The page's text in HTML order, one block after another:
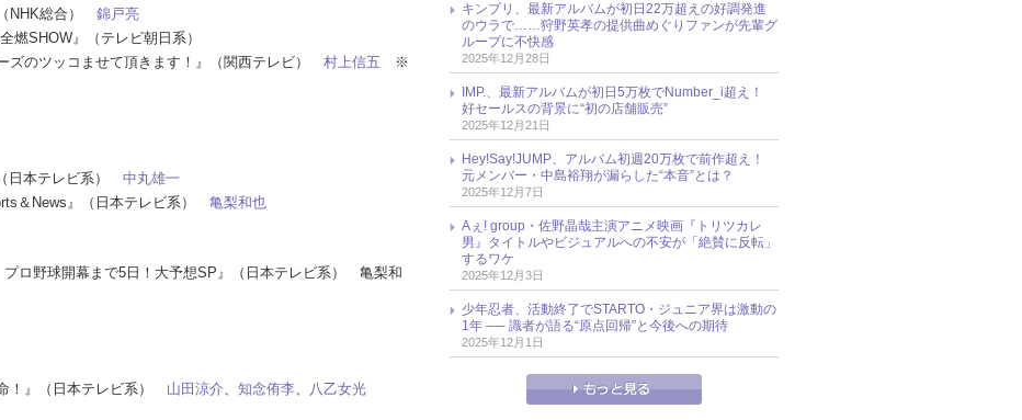
NHK総合） 錦戸亮
SHOW』（テレビ朝日系）
のツッコませて頂きます！』（関西テレビ） 村上信五 ※
日本テレビ系） 中丸雄一
＆News』（日本テレビ系） 亀梨和也
ロ野球開幕まで5日！大予想SP』（日本テレビ系） 亀梨和
！』（日本テレビ系） 山田涼介、 知念侑李、 八乙女光
キンプリ、最新アルバムが初日22万超えの好調発進
のウラで……狩野英孝の提供曲めぐりファンが先輩グ
ループに不快感
2025年12月28日
IMP.、最新アルバムが初日5万枚でNumber_i超え！
好セールスの背景に“初の店舗販売”
2025年12月21日
Hey!Say!JUMP、アルバム初週20万枚で前作超え！
元メンバー・中島裕翔が漏らした“本音”とは？
2025年12月7日
Aぇ! group・佐野晶哉主演アニメ映画『トリツカレ
男』タイトルやビジュアルへの不安が「絶賛に反転」
するワケ
2025年12月3日
少年忍者、活動終了でSTARTO・ジュニア界は激動の
1年 ── 識者が語る“原点回帰”と今後への期待
2025年12月1日